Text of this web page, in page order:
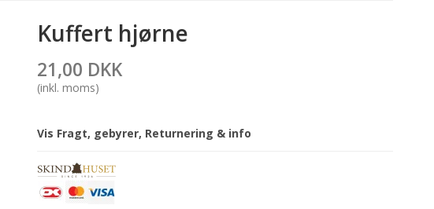
Kuffert hjørne
21,00 DKK
(inkl. moms)
Vis Fragt, gebyrer, Returnering & info